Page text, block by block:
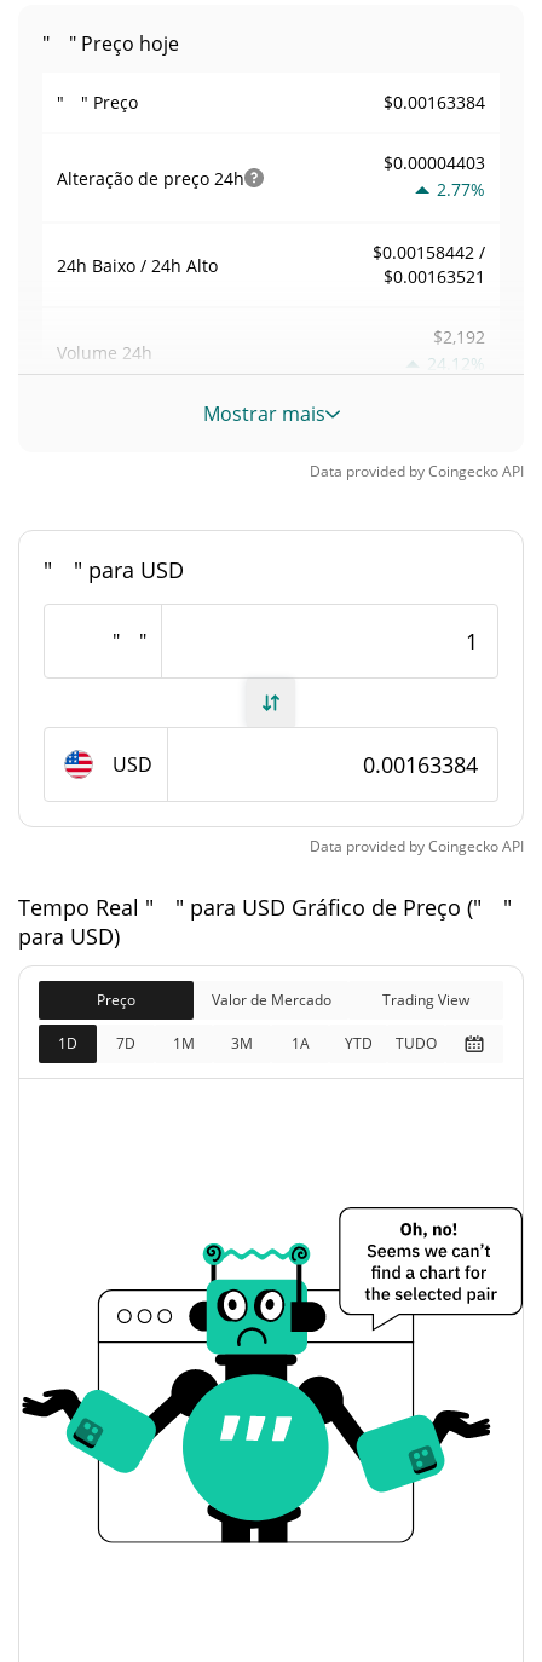
" " Preço hoje
" " Preço $0.00163384
Alteração de preço 24h
$0.00004403
2.77%
24h Baixo / 24h Alto
$0.00158442 /
$0.00163521
Volume 24h
$2,192
24.12%
Volume / Limite de
Posição de mercado
Fornecimento de " "
circulação
Fornecimento total
1,000,000,000 " "
" " Capitalização de mercado
Capitalização de
mercado
$1,028,525
2.77%
Totalmente diluído
Limite de mercado
$1,028,525
2.59%
$0.0015980784
Abertura / Fecho de
$0.0015980784 /
$0.0015869956
A mudança de ontem
Volume de ontem $1,657.6461
Histórico do preço do " "
Mostrar mais
Data provided byCoingeckoAPI
" " para USD
" "
USD
Data provided byCoingeckoAPI
Tempo Real " " para USD Gráfico de Preço (" "
para USD)
Preço Valor de Mercado Trading View
1D 7D 1M 3M 1A YTD TUDO